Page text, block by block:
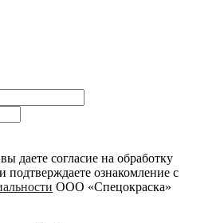
даете согласие на обработку
ознакомление с
ООО «Спецокраска»